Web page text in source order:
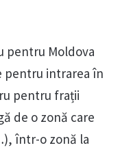
pentru Moldova
pentru intrarea în
pentru frații
de o zonă care
într-o zonă la